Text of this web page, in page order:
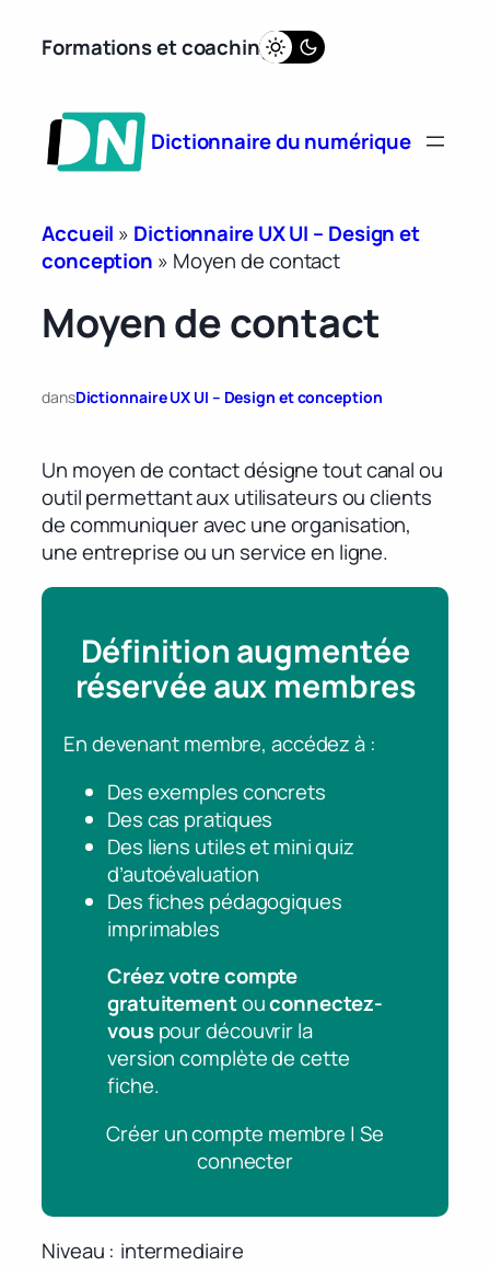
Formations et coaching
Dictionnaire du numérique
Accueil » Dictionnaire UX UI – Design et
conception » Moyen de contact
Moyen de contact
dansDictionnaire UX UI – Design et conception
Un moyen de contact désigne tout canal ou
outil permettant aux utilisateurs ou clients
de communiquer avec une organisation,
une entreprise ou un service en ligne.
Définition augmentée
réservée aux membres
En devenant membre, accédez à :
Des exemples concrets
Des cas pratiques
Des liens utiles et mini quiz
d’autoévaluation
Des fiches pédagogiques
imprimables
Créez votre compte
gratuitementouconnectez-
vouspour découvrir la
version complète de cette
fiche.
Créer un compte membre | Se
connecter
Niveau intermediaire